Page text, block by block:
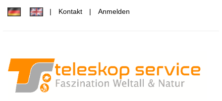
Kontakt Anmelden